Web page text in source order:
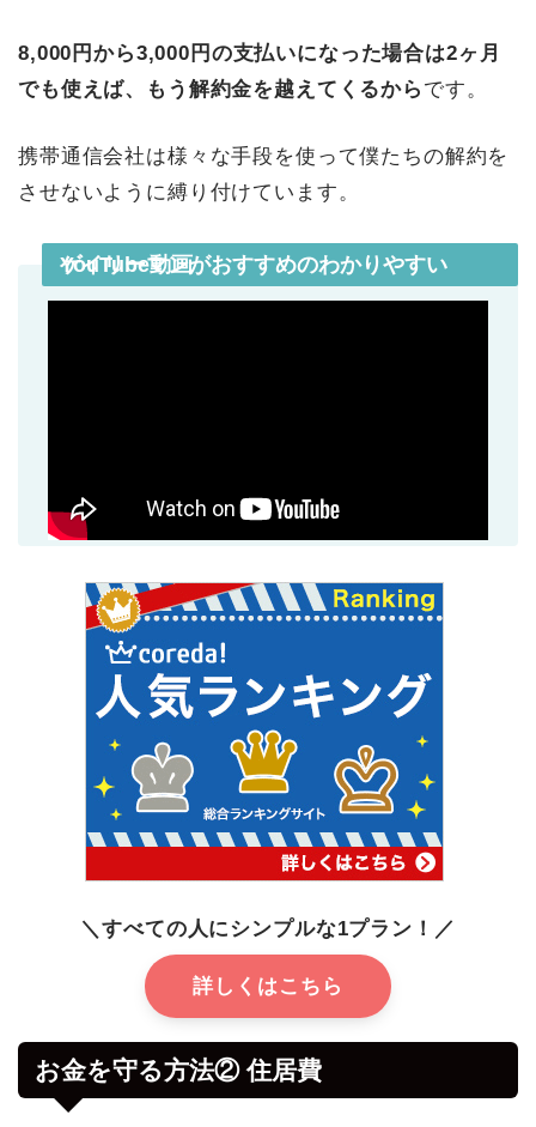
8,000円から3,000円の支払いになった場合は2ヶ月
でも使えば、もう解約金を越えてくるから です。
携帯通信会社は様々な手段を使って僕たちの解約を
させないように縛り付けています。
ゲイリーマンがおすすめのわかりやすいYouTube動画
＼すべての人にシンプルな1プラン！／
詳しくはこちら
お金を守る方法② 住居費